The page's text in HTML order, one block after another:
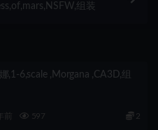
组装
,1-6,scale ,Morgana ,CA3D,组
前 597 2